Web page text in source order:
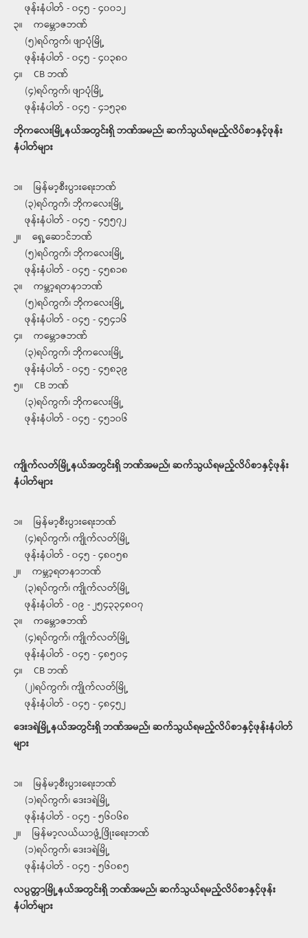
ဖုန်းနံပါတ် - ၀၄၅ - ၄၀၀၁၂
၃။ ကမ္ဘောဇဘဏ်
(၅)ရပ်ကွက်၊ ဖျာပုံမြို့
ဖုန်းနံပါတ် - ၀၄၅ - ၄၀၃၈၀
၄။ CB ဘဏ်
(၄)ရပ်ကွက်၊ ဖျာပုံမြို့
ဖုန်းနံပါတ် - ၀၄၅ - ၄၁၅၃၈
ဘိုကလေးမြို့နယ်အတွင်းရှိ ဘဏ်အမည်၊ ဆက်သွယ်ရမည့်လိပ်စာနှင့်ဖုန်း
နံပါတ်များ
၁။ မြန်မာ့စီးပွားရေးဘဏ်
(၃)ရပ်ကွက်၊ ဘိုကလေးမြို့
ဖုန်းနံပါတ် - ၀၄၅ - ၄၅၅၇၂
၂။ ရှေ့ဆောင်ဘဏ်
(၅)ရပ်ကွက်၊ ဘိုကလေးမြို့
ဖုန်းနံပါတ် - ၀၄၅ - ၄၅၈၁၈
၃။ ကမ္ဘာ့ရတနာဘဏ်
(၅)ရပ်ကွက်၊ ဘိုကလေးမြို့
ဖုန်းနံပါတ် - ၀၄၅ - ၄၅၄၁၆
၄။ ကမ္ဘောဇဘဏ်
(၃)ရပ်ကွက်၊ ဘိုကလေးမြို့
ဖုန်းနံပါတ် - ၀၄၅ - ၄၅၈၃၉
၅။ CB ဘဏ်
(၃)ရပ်ကွက်၊ ဘိုကလေးမြို့
ဖုန်းနံပါတ် - ၀၄၅ - ၄၅၁၀၆
ကျိုက်လတ်မြို့နယ်အတွင်းရှိ ဘဏ်အမည်၊ ဆက်သွယ်ရမည့်လိပ်စာနှင့်ဖုန်း
နံပါတ်များ
၁။ မြန်မာ့စီးပွားရေးဘဏ်
(၄)ရပ်ကွက်၊ ကျိုက်လတ်မြို့
ဖုန်းနံပါတ် - ၀၄၅ - ၄၈၀၅၈
၂။ ကမ္ဘာ့ရတနာဘဏ်
(၃)ရပ်ကွက်၊ ကျိုက်လတ်မြို့
ဖုန်းနံပါတ် - ၀၉ - ၂၅၄၃၃၄၈၀၇
၃။ ကမ္ဘောဇဘဏ်
(၄)ရပ်ကွက်၊ ကျိုက်လတ်မြို့
ဖုန်းနံပါတ် - ၀၄၅ - ၄၈၅၀၄
၄။ CB ဘဏ်
(၂)ရပ်ကွက်၊ ကျိုက်လတ်မြို့
ဖုန်းနံပါတ် - ၀၄၅ - ၄၈၄၅၂
​​ဒေးဒရဲမြို့နယ်အတွင်းရှိ ဘဏ်အမည်၊ ဆက်သွယ်ရမည့်လိပ်စာနှင့်ဖုန်းနံပါတ်
များ
၁။ မြန်မာ့စီးပွားရေးဘဏ်
(၁)ရပ်ကွက်၊ ဒေးဒရဲမြို့
ဖုန်းနံပါတ် - ၀၄၅ - ၅၆၀၆၈
၂။ မြန်မာ့လယ်ယာဖွံ့ဖြိုးရေးဘဏ်
(၁)ရပ်ကွက်၊ ဒေးဒရဲမြို့
ဖုန်းနံပါတ် - ၀၄၅ - ၅၆၀၈၅
လပွတ္တာမြို့နယ်အတွင်းရှိ ဘဏ်အမည်၊ ဆက်သွယ်ရမည့်လိပ်စာနှင့်ဖုန်း
နံပါတ်များ